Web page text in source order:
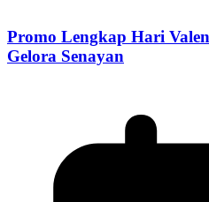
Promo Lengkap Hari
Gelora Senayan